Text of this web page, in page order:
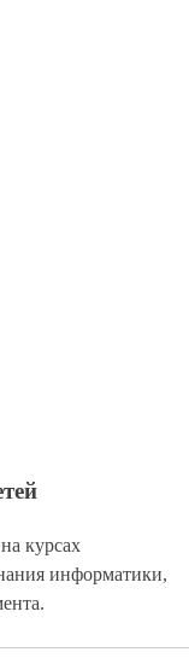
курсах
информатики,